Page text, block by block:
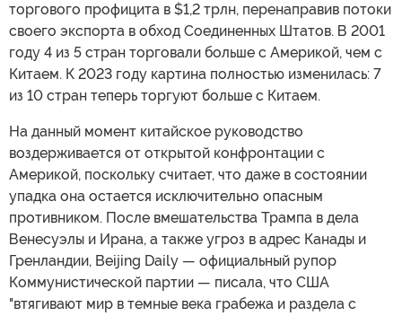
торгового профицита в $1,2 трлн, перенаправив потоки
своего экспорта в обход Соединенных Штатов. В 2001
году 4 из 5 стран торговали больше с Америкой, чем с
Китаем. К 2023 году картина полностью изменилась: 7
из 10 стран теперь торгуют больше с Китаем.
На данный момент китайское руководство
воздерживается от открытой конфронтации с
Америкой, поскольку считает, что даже в состоянии
упадка она остается исключительно опасным
противником. После вмешательства Трампа в дела
Венесуэлы и Ирана, а также угроз в адрес Канады и
Гренландии, Beijing Daily — официальный рупор
Коммунистической партии — писала, что США
"втягивают мир в темные века грабежа и раздела с